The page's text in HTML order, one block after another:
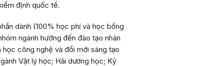
định quốc tế.
dành (100% học phí và học bổng
ngành hướng đến đào tạo nhân
công nghệ và đổi mới sáng tạo
Vật lý học; Hải dương học; Kỹ